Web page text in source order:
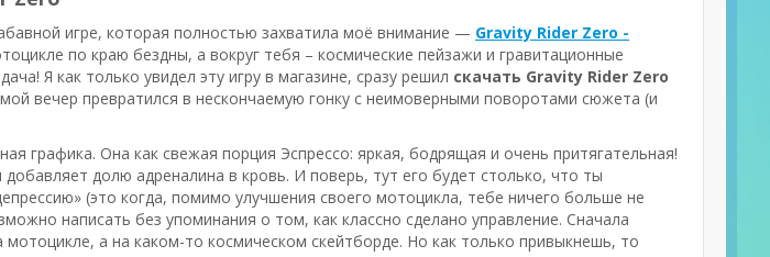
игре, которая полностью захватила моё внимание — Gravity Rider Zero -
по краю бездны, а вокруг тебя – космические пейзажи и гравитационные
Я как только увидел эту игру в магазине, сразу решил скачать Gravity Rider Zero
вечер превратился в нескончаемую гонку с неимоверными поворотами сюжета (и
графика. Она как свежая порция Эспрессо: яркая, бодрящая и очень притягательная!
долю адреналина в кровь. И поверь, тут его будет столько, что ты
(это когда, помимо улучшения своего мотоцикла, тебе ничего больше не
написать без упоминания о том, как классно сделано управление. Сначала
а на каком-то космическом скейтборде. Но как только привыкнешь, то